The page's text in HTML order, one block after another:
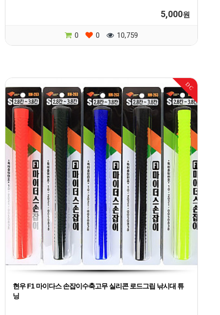
5,000원
0 0 10,759
DC
현우 F1 마이다스 손잡이수축고무 실리콘 로드그립 낚시대 튜
닝